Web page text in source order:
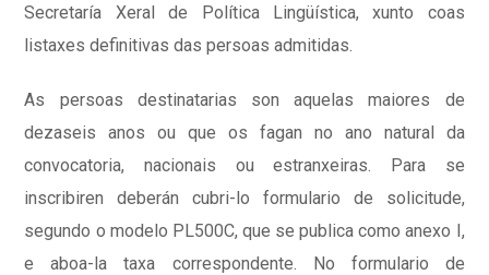
Secretaría Xeral de Política Lingüística, xunto coas
listaxes definitivas das persoas admitidas.
As persoas destinatarias son aquelas maiores de
dezaseis anos ou que os fagan no ano natural da
convocatoria, nacionais ou estranxeiras. Para se
inscribiren deberán cubri-lo formulario de solicitude,
segundo o modelo PL500C, que se publica como anexo I,
e aboa-la taxa correspondente. No formulario de